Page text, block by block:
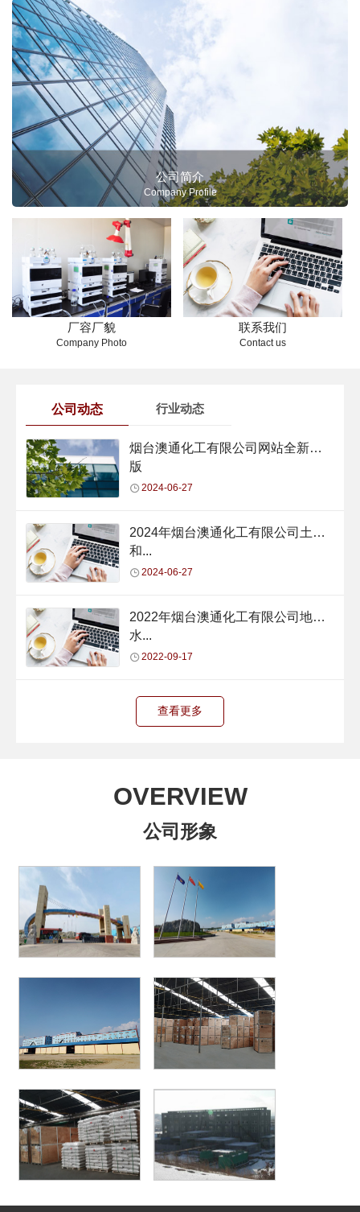
公司简介
Company Profile
厂容厂貌
Company Photo
联系我们
Contact us
公司动态 行业动态
烟台澳通化工有限公司网站全新改
版
2024-06-27
2024年烟台澳通化工有限公司土壤
和...
2024-06-27
2022年烟台澳通化工有限公司地下
水...
2022-09-17
查看更多
OVERVIEW
公司形象